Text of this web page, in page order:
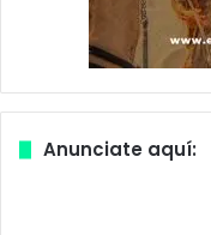
Anunciate aquí: